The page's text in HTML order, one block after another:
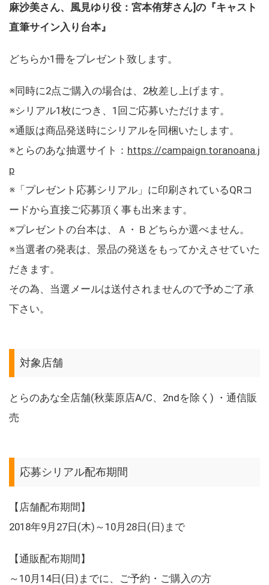
麻沙美さん、風見ゆり役：宮本侑芽さん]の『キャスト
直筆サイン入り台本』
どちらか1冊をプレゼント致します。
※同時に2点ご購入の場合は、2枚差し上げます。
※シリアル1枚につき、1回ご応募いただけます。
※通販は商品発送時にシリアルを同梱いたします。
※とらのあな抽選サイト： https://campaign.toranoana.j
p
※「プレゼント応募シリアル」に印刷されているQRコ
ードから直接ご応募頂く事も出来ます。
※プレゼントの台本は、Ａ・Ｂどちらか選べません。
※当選者の発表は、景品の発送をもってかえさせていた
だきます。
その為、当選メールは送付されませんので予めご了承
下さい。
対象店舗
とらのあな全店舗(秋葉原店A/C、2ndを除く) ・通信販
売
応募シリアル配布期間
【店舗配布期間】
2018年9月27日(木)～10月28日(日)まで
【通販配布期間】
～10月14日(日)までに、ご予約・ご購入の方